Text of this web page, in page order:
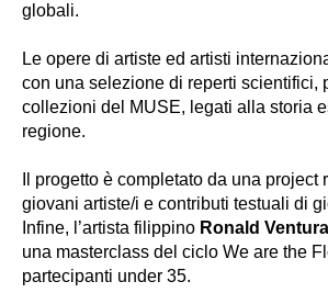
globali.
Le opere di artiste ed artisti
con una selezione di reperti scientifici,
collezioni del MUSE, legati alla storia
regione.
Il progetto è completato da una project
giovani artiste/i e contributi testuali di
Infine, l’artista filippino Ronald Ventura
una masterclass del ciclo We are the
partecipanti under 35.